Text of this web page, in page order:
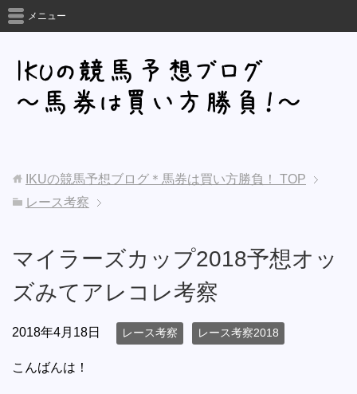
メニュー
IKUの競馬予想ブログ＊馬券は買い方勝負！
TOP
レース考察
マイラーズカップ2018予想オッ
ズみてアレコレ考察
2018年4月18日 レース考察 レース考察2018
こんばんは！